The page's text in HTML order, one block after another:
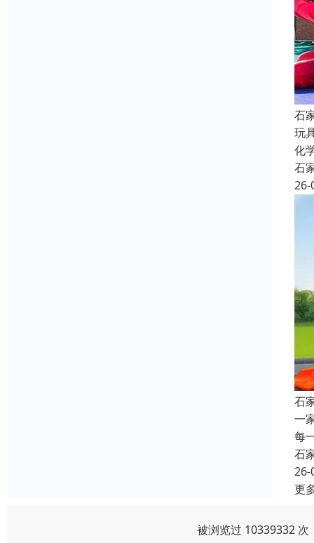
石
玩
化
石
26-
石
一
每
石
26-
更
被浏览过 10339332